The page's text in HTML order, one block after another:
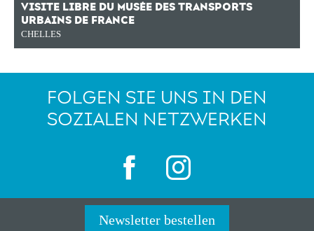
VISITE LIBRE DU MUSÉE DES TRANSPORTS
URBAINS DE FRANCE
CHELLES
FOLGEN SIE UNS IN DEN
SOZIALEN NETZWERKEN
Newsletter bestellen